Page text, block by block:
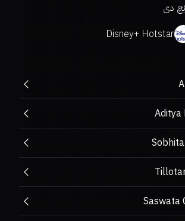
دی
Disney+ Hotstar
Aditya
Saswata